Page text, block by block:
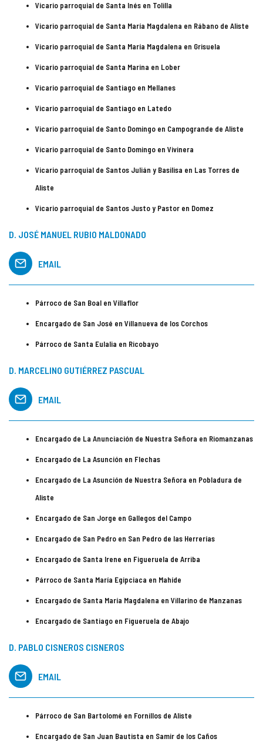
Vicario parroquial de Santa Inés en Tolilla
Vicario parroquial de Santa María Magdalena en Rábano de Aliste
Vicario parroquial de Santa María Magdalena en Grisuela
Vicario parroquial de Santa Marina en Lober
Vicario parroquial de Santiago en Mellanes
Vicario parroquial de Santiago en Latedo
Vicario parroquial de Santo Domingo en Campogrande de Aliste
Vicario parroquial de Santo Domingo en Vivinera
Vicario parroquial de Santos Julián y Basilisa en Las Torres de
Aliste
Vicario parroquial de Santos Justo y Pastor en Domez
D. JOSÉ MANUEL RUBIO MALDONADO
EMAIL
Párroco de San Boal en Villaflor
Encargado de San José en Villanueva de los Corchos
Párroco de Santa Eulalia en Ricobayo
D. MARCELINO GUTIÉRREZ PASCUAL
EMAIL
Encargado de La Anunciación de Nuestra Señora en Riomanzanas
Encargado de La Asunción en Flechas
Encargado de La Asunción de Nuestra Señora en Pobladura de
Aliste
Encargado de San Jorge en Gallegos del Campo
Encargado de San Pedro en San Pedro de las Herrerías
Encargado de Santa Irene en Figueruela de Arriba
Párroco de Santa María Egipciaca en Mahíde
Encargado de Santa María Magdalena en Villarino de Manzanas
Encargado de Santiago en Figueruela de Abajo
D. PABLO CISNEROS CISNEROS
EMAIL
Párroco de San Bartolomé en Fornillos de Aliste
Encargado de San Juan Bautista en Samir de los Caños